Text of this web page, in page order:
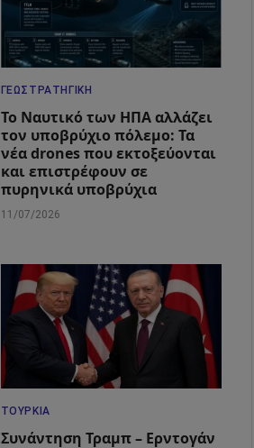
ΓΕΩΣΤΡΑΤΗΓΙΚΉ
Το Ναυτικό των ΗΠΑ αλλάζει
τον υποβρύχιο πόλεμο: Τα
νέα drones που εκτοξεύονται
και επιστρέφουν σε
πυρηνικά υποβρύχια
11/07/2026
ΤΟΥΡΚΊΑ
Συνάντηση Τραμπ – Ερντογάν